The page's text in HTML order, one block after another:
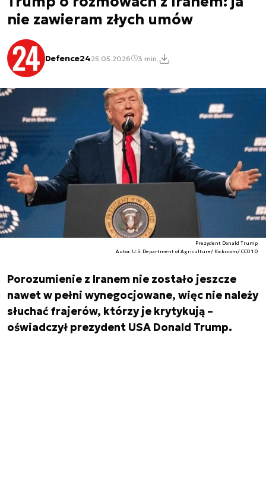
nie zawieram złych umów
Defence2425.05.2026 3 min.
Prezydent Donald Trump
Autor. U.S. Department of Agriculture/ flickr.com/ CC0 1.0
Porozumienie z Iranem nie zostało jeszcze
nawet w pełni wynegocjowane, więc nie należy
słuchać frajerów, którzy je krytykują –
oświadczył prezydent USA Donald Trump.